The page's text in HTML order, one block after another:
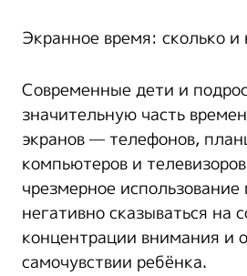
Экранное время: сколько и
Современные дети и
значительную часть
экранов — телефонов,
компьютеров и
чрезмерное
негативно сказываться на
концентрации внимания и
самочувствии ребёнка.